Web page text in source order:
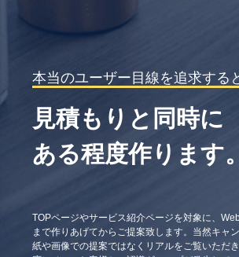
本当のユーザー目線を追求する
見積もりと同時に
ある程度作ります。
TOPページやサービス紹介ページを対象に、
まで作りあげてからご提案致します。当然キャ
紙や画像での提案ではなくリアルをご覧いただ